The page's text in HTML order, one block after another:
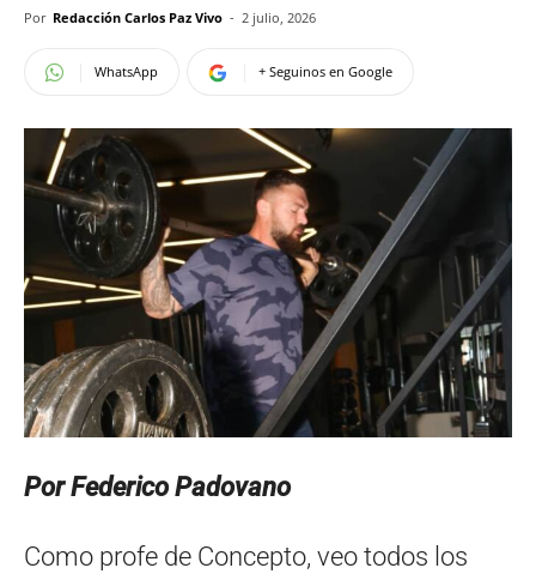
Por Redacción Carlos Paz Vivo - 2 julio, 2026
WhatsApp + Seguinos en Google
Por Federico Padovano
Como profe de Concepto, veo todos los